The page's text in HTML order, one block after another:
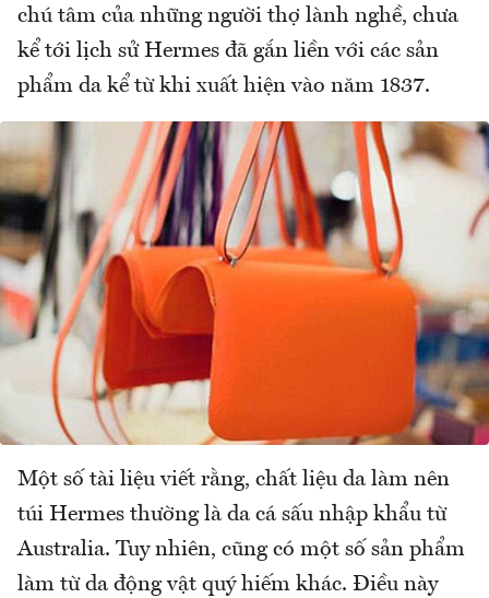
chú tâm của những người thợ lành nghề, chưa
kể tới lịch sử Hermes đã gắn liền với các sản
phẩm da kể từ khi xuất hiện vào năm 1837.
Một số tài liệu viết rằng, chất liệu da làm nên
túi Hermes thường là da cá sấu nhập khẩu từ
Australia. Tuy nhiên, cũng có một số sản phẩm
làm từ da động vật quý hiếm khác. Điều này